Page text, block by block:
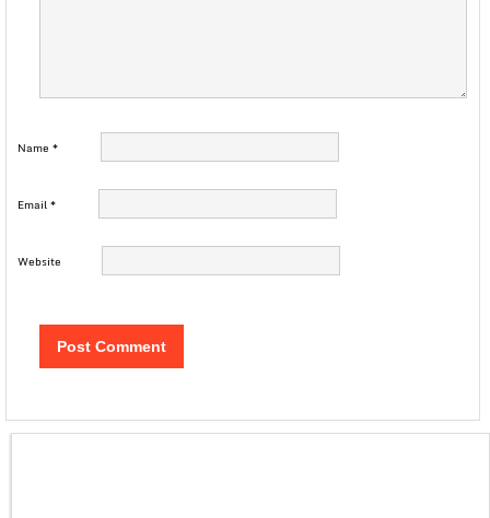
Name *
Email*
Website